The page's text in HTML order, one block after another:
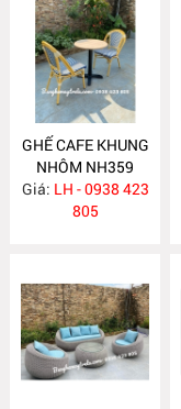
GHẾ CAFE KHUNG
NHÔM NH359
Giá: LH - 0938 423
805